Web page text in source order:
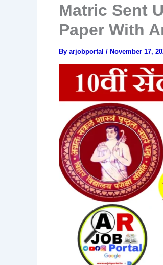
Matric Sent
Paper With
By arjobportal / November 17,